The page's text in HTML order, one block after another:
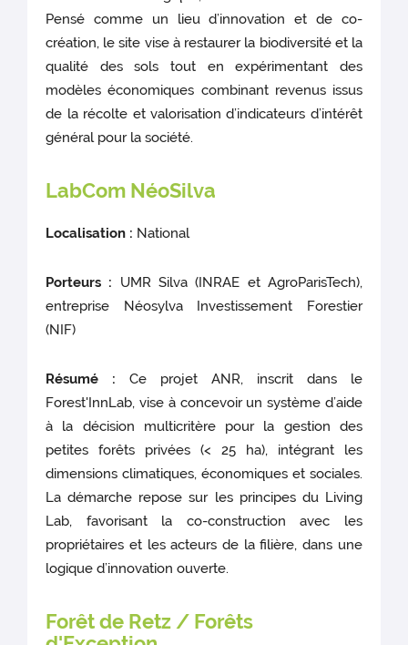
Pensé comme un lieu d’innovation et de co-
création, le site vise à restaurer la biodiversité et la
qualité des sols tout en expérimentant des
modèles économiques combinant revenus issus
de la récolte et valorisation d’indicateurs d’intérêt
général pour la société.
LabCom NéoSilva
Localisation : National
Porteurs : UMR Silva (INRAE et AgroParisTech),
entreprise Néosylva Investissement Forestier
(NIF)
Résumé : Ce projet ANR, inscrit dans le
Forest'InnLab, vise à concevoir un système d’aide
à la décision multicritère pour la gestion des
petites forêts privées (< 25 ha), intégrant les
dimensions climatiques, économiques et sociales.
La démarche repose sur les principes du Living
Lab, favorisant la co-construction avec les
propriétaires et les acteurs de la filière, dans une
logique d’innovation ouverte.
Forêt de Retz / Forêts